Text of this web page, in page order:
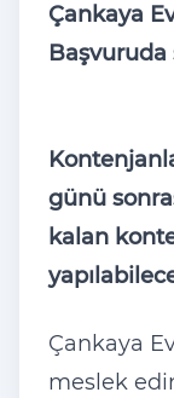
Çankaya
Başvuruda
günü
kalan
Çankaya
meslek